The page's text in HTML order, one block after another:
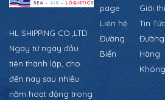
HL SHIPPING CO.,LTD
Ngay từ ngày đầu
tiên thành lập, cho
đến nay sau nhiều
năm hoạt động trong
page
Giới
Liên hệ
Tin Tức
Đường
Biển
Hàng
Không